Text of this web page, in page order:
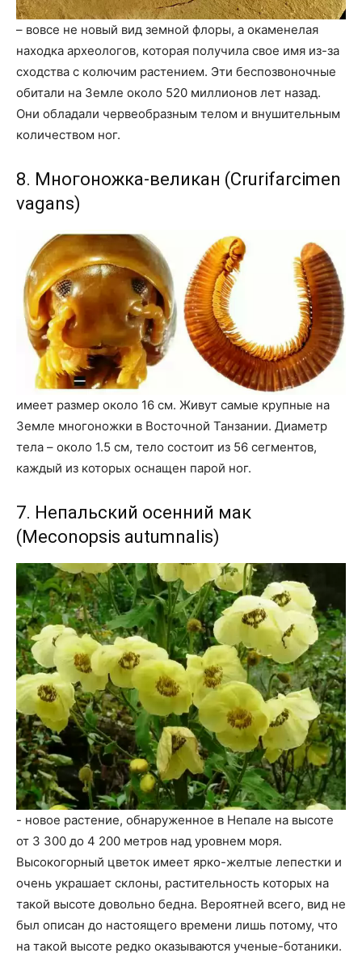
– вовсе не новый вид земной флоры, а окаменелая
находка археологов, которая получила свое имя из-за
сходства с колючим растением. Эти беспозвоночные
обитали на Земле около 520 миллионов лет назад.
Они обладали червеобразным телом и внушительным
количеством ног.
8. Многоножка-великан (Crurifarcimen
vagans)
имеет размер около 16 см. Живут самые крупные на
Земле многоножки в Восточной Танзании. Диаметр
тела – около 1.5 см, тело состоит из 56 сегментов,
каждый из которых оснащен парой ног.
7. Непальский осенний мак
(Meconopsis autumnalis)
- новое растение, обнаруженное в Непале на высоте
от 3 300 до 4 200 метров над уровнем моря.
Высокогорный цветок имеет ярко-желтые лепестки и
очень украшает склоны, растительность которых на
такой высоте довольно бедна. Вероятней всего, вид не
был описан до настоящего времени лишь потому, что
на такой высоте редко оказываются ученые-ботаники.